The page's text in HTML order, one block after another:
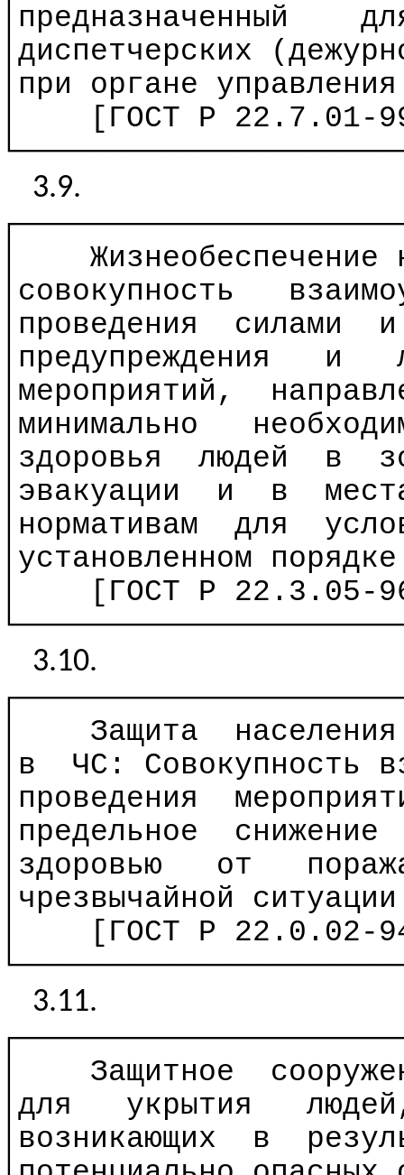
предназначенный
│диспетчерских
│при органе
[ГОСТ Р 22.7.01-
3.9.
│совокупность
│проведения
силами
и
│предупреждения
и
│мероприятий,
│минимально
│здоровья
людей в
│эвакуации
и в
│нормативам
для
│установленном порядке
[ГОСТ Р 22.3.05-
3.10.
Защита
│в
ЧС: Совокупность
│проведения
│предельное
снижение
│здоровью
от
│чрезвычайной
[ГОСТ Р 22.0.02-
3.11.
Защитное
│для
укрытия
│возникающих
в